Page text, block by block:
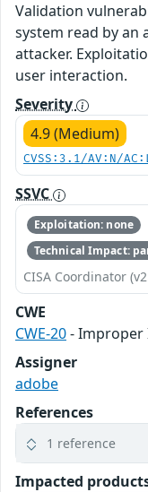
Validation
system read by an
attacker.
user interaction.
Severity
4.9 (Medium)
CVSS:3.1/AV:N/
SSVC
Exploitation: none
Technical Impact:
CISA Coordinator
CWE
CWE-20- Improper
Assigner
adobe
References
1 reference
Impacted